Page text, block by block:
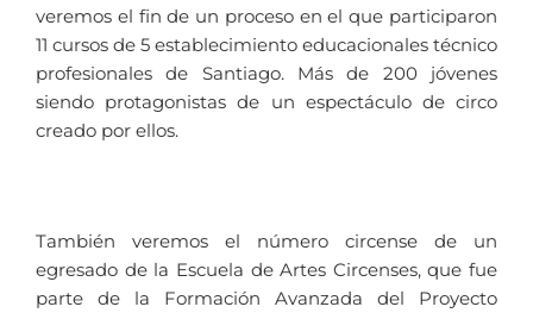
veremos el fin de un proceso en el que participaron
11 cursos de 5 establecimiento educacionales técnico
profesionales de Santiago. Más de 200 jóvenes
siendo protagonistas de un espectáculo de circo
creado por ellos.
También veremos el número circense de un
egresado de la Escuela de Artes Circenses, que fue
parte de la Formación Avanzada del Proyecto